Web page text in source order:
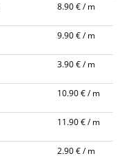
8.90 € / m
9.90 € / m
3.90 € / m
10.90 € / m
11.90 € / m
2.90 € / m